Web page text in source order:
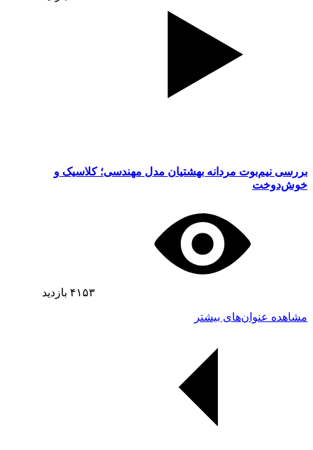
بررسی نیم‌بوت مردانه بهشتیان مدل مهندسی؛ کلاسیک و
خوش‌دوخت
۴۱۵۳ بازدید
مشاهده عنوان‌های بیشتر